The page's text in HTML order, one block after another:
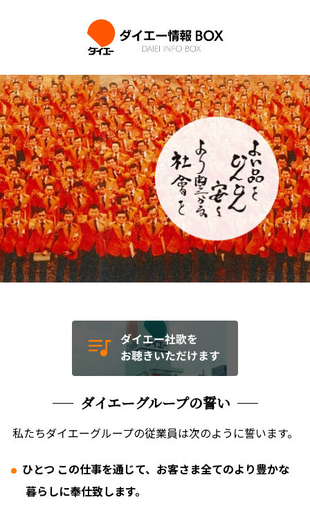
ダイエーグループの誓い
私たちダイエーグループの従業員は次のように誓います。
ひとつ この仕事を通じて、お客さま全てのより豊かな
暮らしに奉仕致します。